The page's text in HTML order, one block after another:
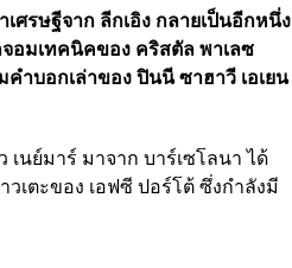
รษฐีจาก ลีกเอิง กลายเป็นอีกหนึ่ง
อมเทคนิคของ คริสตัล พาเลซ
ำบอกเล่าของ ปินนี ซาฮาวี เอเยน
นย์มาร์ มาจาก บาร์เซโลนา ได้
วเตะของ เอฟซี ปอร์โต้ ซึ่งกำลังมี